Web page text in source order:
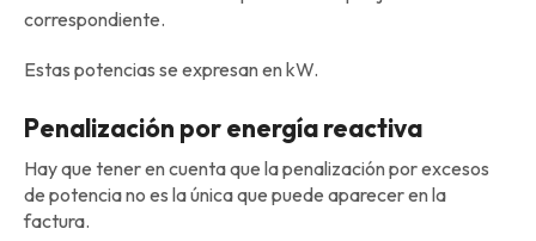
correspondiente.
Estas potencias se expresan en kW.
Penalización por energía reactiva
Hay que tener en cuenta que la penalización por excesos
de potencia no es la única que puede aparecer en la
factura.